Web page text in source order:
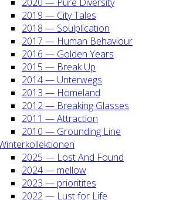
2019 — City Tales
2018 — Soul­pli­ca­ti­on
2017 — Human Beha­viour
2016 — Gol­den Years
2015 — Break Up
2014 — Unter­wegs
2013 — Home­land
2012 — Brea­king Glas­ses
2011 — Attrac­tion
2010 — Groun­ding Line
2025 — Lost And Found
2024 — mel­low
2023 — prio­ri­ti­tes
2022 — Lust for Life